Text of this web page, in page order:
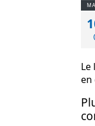
Le
en